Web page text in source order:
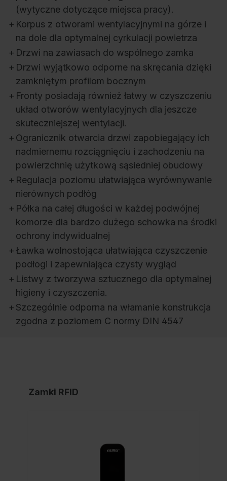
(wytyczne dotyczące miejsca pracy).
+ Korpus z otworami wentylacyjnymi na górze i
na dole dla optymalnej cyrkulacji powietrza
+ Drzwi na zawiasach do wspólnego zamka
+ Drzwi wyjątkowo odporne na skręcania dzięki
zamkniętym profilom bocznym
+ Fronty posiadają również łatwy w czyszczeniu
układ otworów wentylacyjnych dla jeszcze
skuteczniejszej wentylacji.
+ Ogranicznik otwarcia drzwi zapobiegający ich
nadmiernemu rozciągnięciu i zachodzeniu na
powierzchnię użytkową sąsiedniej obudowy
+ Regulacja poziomu ułatwiająca wyrównywanie
nierównych podłóg
+ Półka na całej długości w każdej podwójnej
komorze dla bardzo dużego schowka na środki
ochrony indywidualnej
+Ławka wolnostojąca ułatwiająca czyszczenie
podłogi i zapewniająca czysty wygląd
+ Listwy z tworzywa sztucznego dla optymalnej
higieny i czyszczenia.
+ Szczególnie odporna na włamanie konstrukcja
zgodna z poziomem C normy DIN 4547
Zamki RFID